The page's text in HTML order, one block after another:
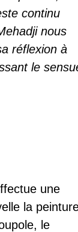
continu
nous
réflexion à
le
une
la
le